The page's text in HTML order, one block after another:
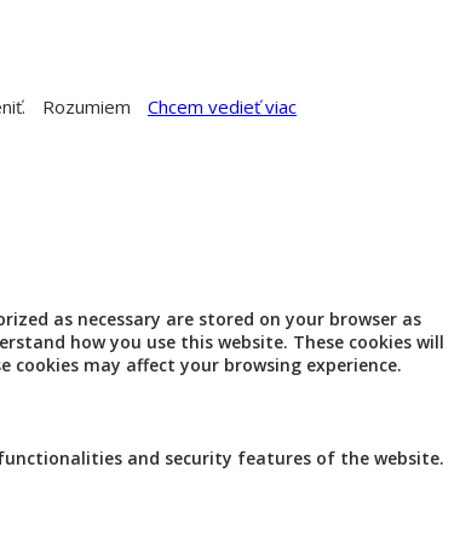
Rozumiem Chcem vedieť viac
as necessary are stored on your browser as
how you use this website. These cookies will
may affect your browsing experience.
and security features of the website.